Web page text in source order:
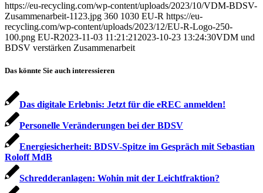
https://eu-recycling.com/wp-content/uploads/2023/10/VDM-BDSV-
Zusammenarbeit-1123.jpg 360 1030 EU-R https://eu-
recycling.com/wp-content/uploads/2023/12/EU-R-Logo-250-
100.png EU-R2023-11-03 11:21:21 2023-10-23 13:24:30VDM und
BDSV verstärken Zusammenarbeit
Das könnte Sie auch interessieren
Das digitale Erlebnis: Jetzt für die eREC anmelden!
Personelle Veränderungen bei der BDSV
Energiesicherheit: BDSV-Spitze im Gespräch mit Sebastian
Roloff MdB
Schredderanlagen: Wohin mit der Leichtfraktion?